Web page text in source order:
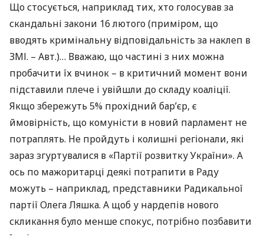
Що стосується, наприклад тих, хто голосував за
скандальні закони 16 лютого (приміром, що
вводять кримінальну відповідальність за наклеп в
ЗМІ. – Авт.)… Вважаю, що частині з них можна
пробачити їх вчинок – в критичний момент вони
підставили плече і увійшли до складу коаліції.
Якщо збережуть 5% прохідний бар’єр, є
ймовірність, що комуністи в новий парламент не
потраплять. Не пройдуть і колишні регіонали, які
зараз згуртувалися в «Партії розвитку України». А
ось по мажоритарці деякі потрапити в Раду
можуть – наприклад, представники Радикальної
партії Олега Ляшка. А щоб у нардепів нового
скликання було менше спокус, потрібно позбавити